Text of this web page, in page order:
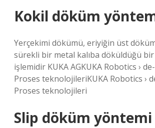
Kokil döküm
Yerçekimi dökümü, eriyiğin üst
sürekli bir metal kalıba döküldüğü
işlemidir KUKA AGKUKA Robotics ›
Proses teknolojileriKUKA Robotics ›
Proses teknolojileri
Slip döküm yöntemi